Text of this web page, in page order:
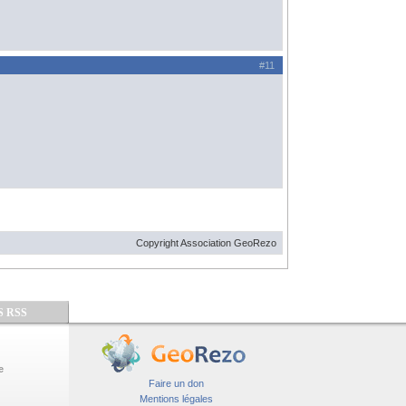
#11
Copyright Association GeoRezo
RSS
Faire un don
Mentions légales